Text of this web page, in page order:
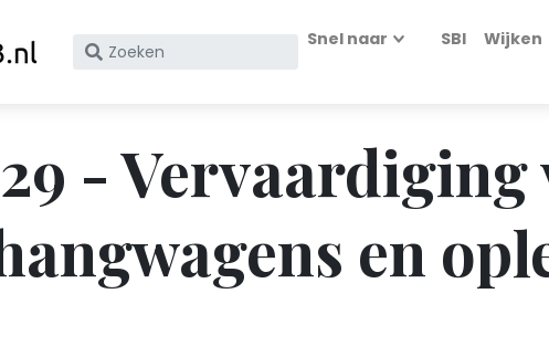
Zoek
KvK
nummer
Snel naar SBI Wijken
- Vervaardiging
en